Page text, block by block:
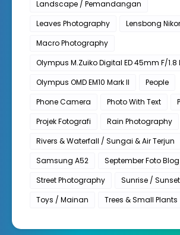
Landscape / Pemandangan
Leaves Photography
Lensbong
Macro Photography
Olympus M.Zuiko Digital ED 45mm F/1.8
Olympus OMD EM10 Mark II
People
Phone Camera
Photo With Text
Projek Fotografi
Rain Photography
Rivers & Waterfall / Sungai & Air Terjun
Samsung A52
September Foto Blog
Street Photography
Sunrise /
Toys / Mainan
Trees & Small Plants